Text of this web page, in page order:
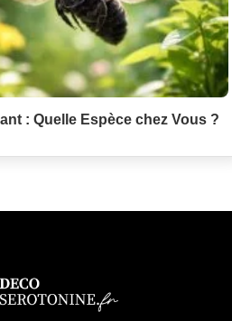
: Quelle Espèce chez Vous ?